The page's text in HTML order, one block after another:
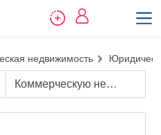
недвижимость
Коммерческую недвижимость